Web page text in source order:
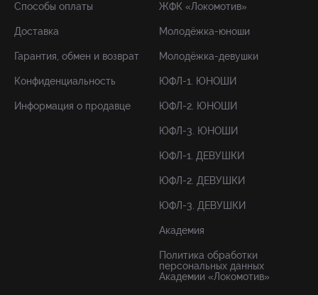
Способы оплаты
Доставка
Гарантия, обмен и возврат
Конфиденциальность
Информация о продавце
ЖФК «Локомотив»
Молодёжка-юноши
Молодёжка-девушки
ЮФЛ-1. ЮНОШИ
ЮФЛ-2. ЮНОШИ
ЮФЛ-3. ЮНОШИ
ЮФЛ-1. ДЕВУШКИ
ЮФЛ-2. ДЕВУШКИ
ЮФЛ-3. ДЕВУШКИ
Академия
Политика обработки
персональных данных
Академии «Локомотив»